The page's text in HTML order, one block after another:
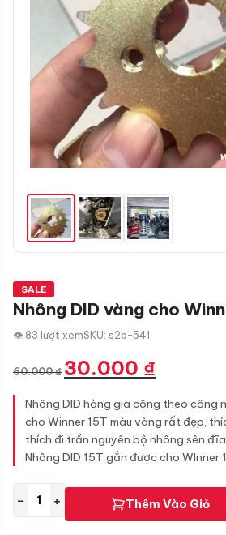
SALE
Nhông DID vàng cho
👁 83 lượt xemSKU: s2b-541
60.000₫
Giá
gốc
là:
60.000 ₫.
30.000 ₫
hiện
tại
là:
30.000 ₫.
Nhông DID hàng gia công theo công
cho Winner 15T màu vàng rất đẹp,
thích đi trần nguyên bộ nhông sên
Nhông DID 15T gắn được cho WInner
− + Thêm Vào Giỏ